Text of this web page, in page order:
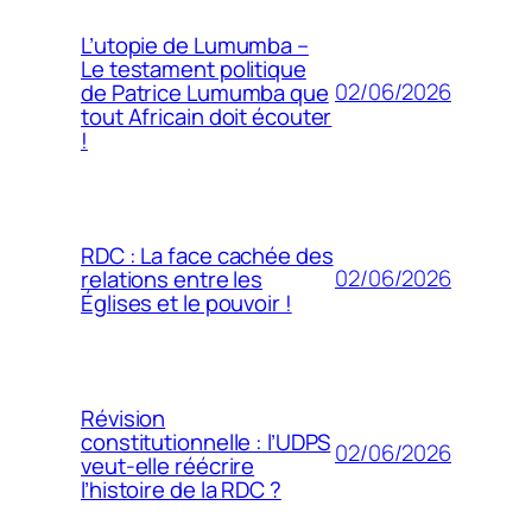
L’utopie de Lumumba –
Le testament politique
de Patrice Lumumba que
tout Africain doit écouter
!
02/06/2026
RDC : La face cachée des
relations entre les
Églises et le pouvoir !
02/06/2026
Révision
constitutionnelle : l’UDPS
veut-elle réécrire
l’histoire de la RDC ?
02/06/2026